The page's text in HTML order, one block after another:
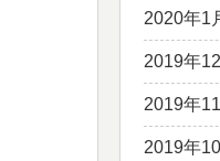
2020年1
2019年
2019年
2019年